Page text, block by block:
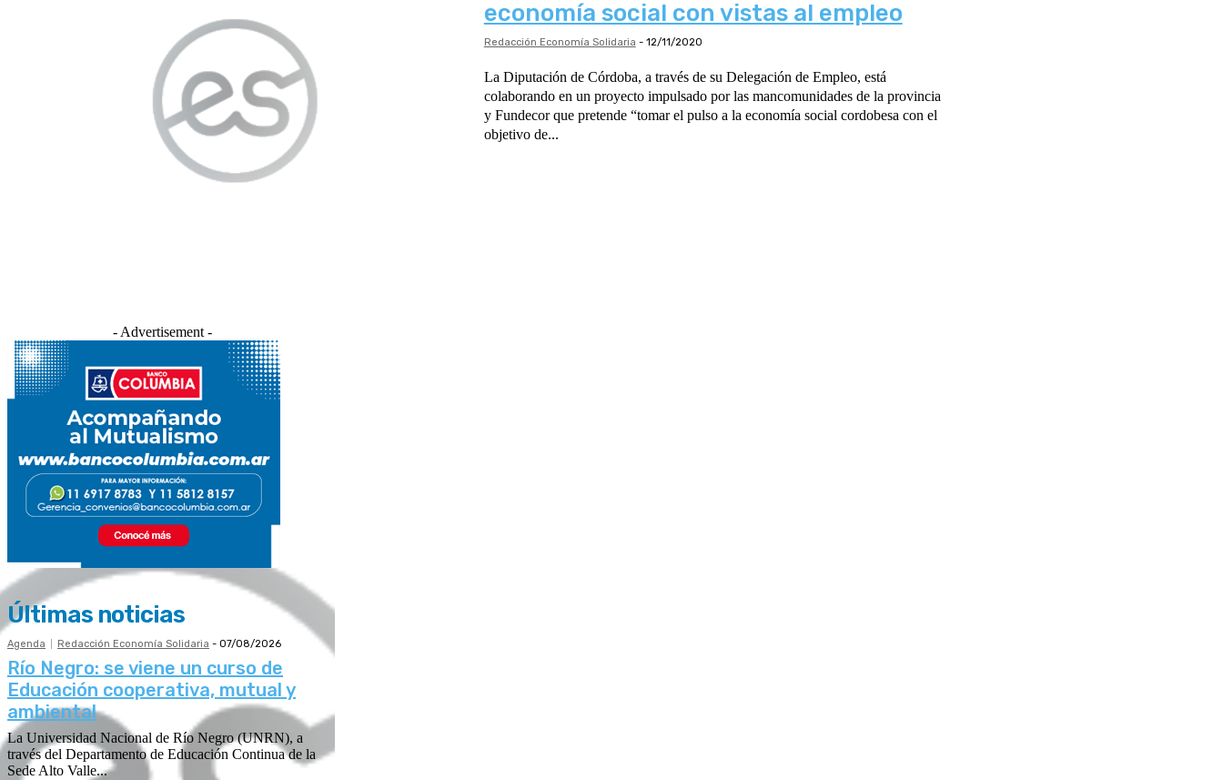
economía social con vistas al empleo
Redacción Economía Solidaria - 12/11/2020
La Diputación de Córdoba, a través de su Delegación de Empleo, está
colaborando en un proyecto impulsado por las mancomunidades de la provincia
y Fundecor que pretende “tomar el pulso a la economía social cordobesa con el
objetivo de...
- Advertisement -
Últimas noticias
Agenda Redacción Economía Solidaria - 07/08/2026
Río Negro: se viene un curso de
Educación cooperativa, mutual y
ambiental
La Universidad Nacional de Río Negro (UNRN), a
través del Departamento de Educación Continua de la
Sede Alto Valle...